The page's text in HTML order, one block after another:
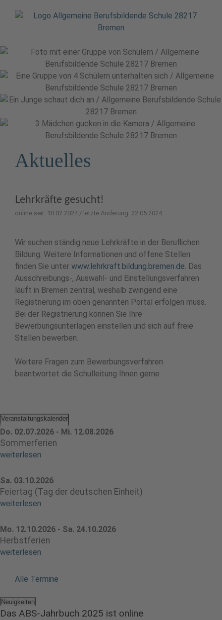
Aktuelles
Lehrkräfte gesucht!
online seit: 10.02.2024 / letzte Änderung: 22.05.2024
Wir suchen ständig neue Lehrkräfte in der Beruflichen
Bildung. Weitere Informationen und offene Stellen
finden Sie unter www.lehrkraft.bildung.bremen.de. Das
Ausschreibungs-, Auswahl- und Einstellungsverfahren
läuft in Bremen zentral, weshalb zwingend eine
Registrierung im oben genannten Portal erfolgen muss.
Bei der Registrierung können Sie Ihre
Bewerbungsunterlagen einstellen und sich auf freie
Stellen bewerben.
Weitere Fragen zum Bewerbungsverfahren
beantwortet die Schulleitung Ihnen gerne.
Veranstaltungskalender
Do. 02.07.2026 - Mi. 12.08.2026
Sommerferien
weiterlesen
Sa. 03.10.2026
Feiertag (Tag der deutschen Einheit)
weiterlesen
Mo. 12.10.2026 - Sa. 24.10.2026
Herbstferien
weiterlesen
Alle Termine
Neuigkeiten
Das ABS-Jahrbuch 2025 ist online